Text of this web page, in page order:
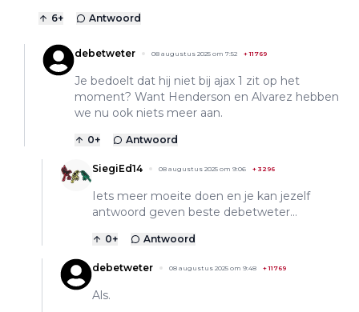
6+ Antwoord
debetweter 08 augustus 2025 om 7:52 +11769
Je bedoelt dat hij niet bij ajax 1 zit op het
moment? Want Henderson en Alvarez hebben
we nu ook niets meer aan.
0+ Antwoord
SiegiEd14 08 augustus 2025 om 9:06 + 3296
Iets meer moeite doen en je kan jezelf
antwoord geven beste debetweter…
0+ Antwoord
debetweter 08 augustus 2025 om 9:48 +11769
Als.